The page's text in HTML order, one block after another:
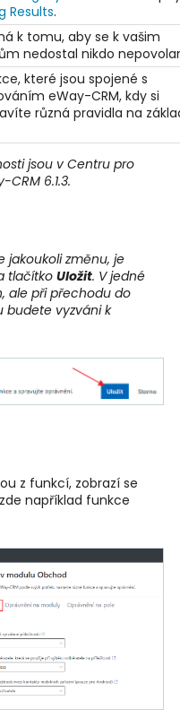
Results.
k tomu, aby se k vašim
nedostal nikdo
které jsou spojené s
eWay-CRM, kdy si
různá pravidla na
jsou v Centru pro
6.1.3.
jakoukoli změnu, je
tlačítko Uložit. V jedné
ale při přechodu do
budete vyzváni k
z funkcí, zobrazí se
například funkce